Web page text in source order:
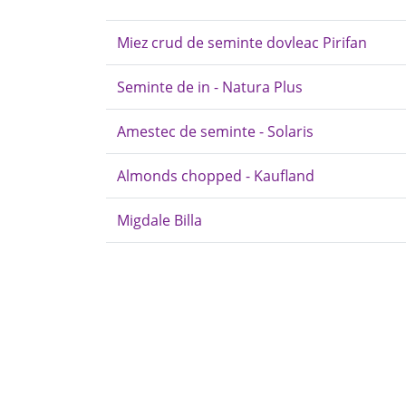
Miez crud de seminte dovleac Pirifan
Seminte de in - Natura Plus
Amestec de seminte - Solaris
Almonds chopped - Kaufland
Migdale Billa